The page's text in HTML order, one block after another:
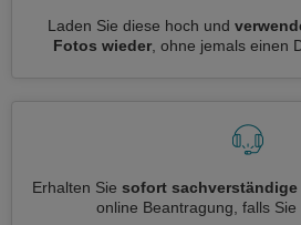
Laden Sie diese hoch und
Fotos wieder, ohne jemals einen
Erhalten Sie sofort
online Beantragung, falls